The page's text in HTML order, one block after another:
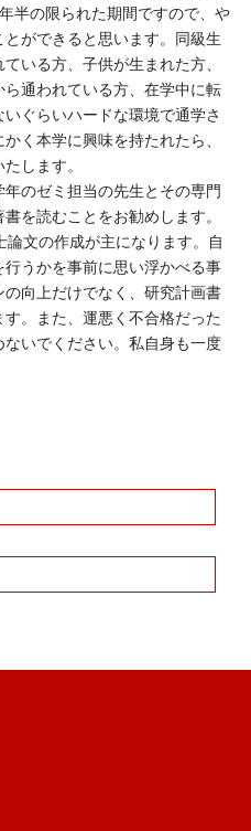
半の限られた期間ですので、や
ができると思います。同級生
いる方、子供が生まれた方、
通われている方、在学中に転
ぐらいハードな環境で通学さ
く本学に興味を持たれたら、
します。
のゼミ担当の先生とその専門
を読むことをお勧めします。
文の作成が主になります。自
うかを事前に思い浮かべる事
向上だけでなく、研究計画書
。また、運悪く不合格だった
いでください。私自身も一度